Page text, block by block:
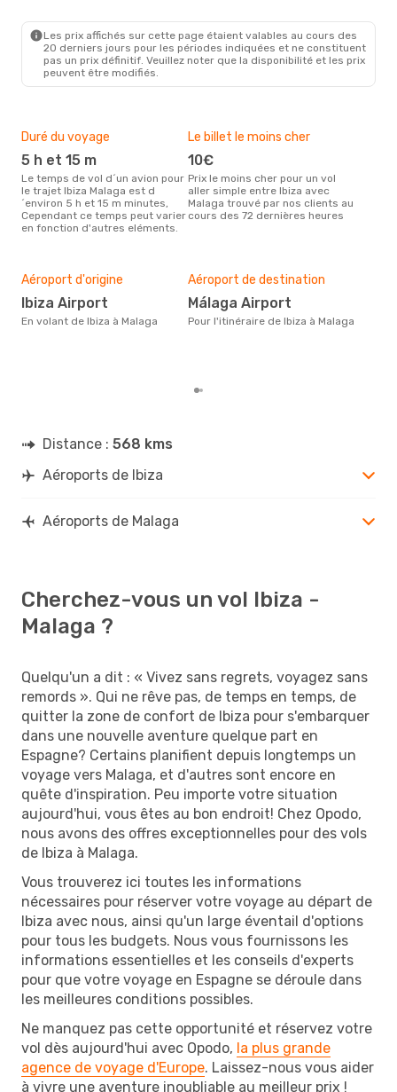
Les prix affichés sur cette page étaient valables au cours des
20 derniers jours pour les périodes indiquées et ne constituent
pas un prix définitif. Veuillez noter que la disponibilité et les prix
peuvent être modifiés.
Duré du voyage
5 h et 15 m
Le temps de vol d´un avion pour
le trajet Ibiza Malaga est d
´environ 5 h et 15 m minutes,
Cependant ce temps peut varier
en fonction d'autres eléments.
Le billet le moins cher
10€
Prix le moins cher pour un vol
aller simple entre Ibiza avec
Malaga trouvé par nos clients au
cours des 72 dernières heures
Aéroport d'origine
Ibiza Airport
En volant de Ibiza à Malaga
Aéroport de destination
Málaga Airport
Pour l'itinéraire de Ibiza à Malaga
Distance : 568 kms
Aéroports de Ibiza
Aéroports de Malaga
Cherchez-vous un vol Ibiza -
Malaga ?
Quelqu'un a dit : « Vivez sans regrets, voyagez sans
remords ». Qui ne rêve pas, de temps en temps, de
quitter la zone de confort de Ibiza pour s'embarquer
dans une nouvelle aventure quelque part en
Espagne? Certains planifient depuis longtemps un
voyage vers Malaga, et d'autres sont encore en
quête d'inspiration. Peu importe votre situation
aujourd'hui, vous êtes au bon endroit! Chez Opodo,
nous avons des offres exceptionnelles pour des vols
de Ibiza à Malaga.
Vous trouverez ici toutes les informations
nécessaires pour réserver votre voyage au départ de
Ibiza avec nous, ainsi qu'un large éventail d'options
pour tous les budgets. Nous vous fournissons les
informations essentielles et les conseils d'experts
pour que votre voyage en Espagne se déroule dans
les meilleures conditions possibles.
Ne manquez pas cette opportunité et réservez votre
vol dès aujourd'hui avec Opodo, la plus grande
agence de voyage d'Europe. Laissez-nous vous aider
à vivre une aventure inoubliable au meilleur prix !